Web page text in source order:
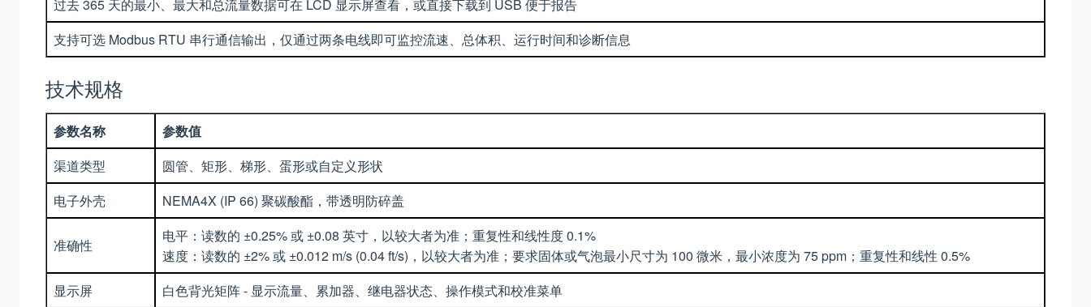
过去 365 天的最小、最大和总流量数据可在 LCD 显示屏查看，或直接下载到 USB 便于报告
支持可选 Modbus RTU 串行通信输出，仅通过两条电线即可监控流速、总体积、运行时间和诊断信息
技术规格
参数名称
参数值
渠道类型
圆管、矩形、梯形、蛋形或自定义形状
电子外壳
NEMA4X (IP 66) 聚碳酸酯，带透明防碎盖
准确性
电平：读数的 ±0.25% 或 ±0.08 英寸，以较大者为准；重复性和线性度 0.1%
速度：读数的 ±2% 或 ±0.012 m/s (0.04 ft/s)，以较大者为准；要求固体或气泡最小尺寸为 100 微米，最小浓度为 75 ppm；重复性和线性 0.5%
显示屏
白色背光矩阵 - 显示流量、累加器、继电器状态、操作模式和校准菜单